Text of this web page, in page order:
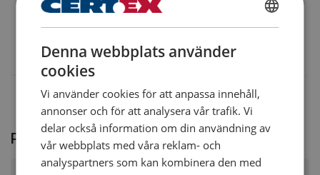
*Andra dimensioner och färger offereras
Product FAQ
SWEDISH
ENGLISH TRANSLATION
Denna webbplats använder
cookies
Vi använder cookies för att anpassa innehåll,
annonser och för att analysera vår trafik. Vi
delar också information om din användning av
vår webbplats med våra reklam- och
analyspartners som kan kombinera den med